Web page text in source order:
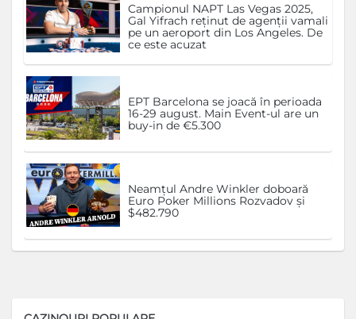
Campionul NAPT Las Vegas 2025,
Gal Yifrach reținut de agenții vamali
pe un aeroport din Los Angeles. De
ce este acuzat
EPT Barcelona se joacă în perioada
16-29 august. Main Event-ul are un
buy-in de €5.300
Neamțul Andre Winkler doboară
Euro Poker Millions Rozvadov și
$482.790